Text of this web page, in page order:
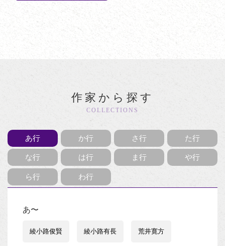
作家から探す
COLLECTIONS
あ行 か行 さ行 た行
な行 は行 ま行 や行
ら行 わ行
あ〜
綾小路俊賢 綾小路有長 荒井寛方